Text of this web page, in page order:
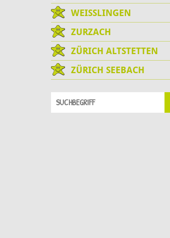
WEISSLINGEN
ZURZACH
ZÜRICH ALTSTETTEN
ZÜRICH SEEBACH